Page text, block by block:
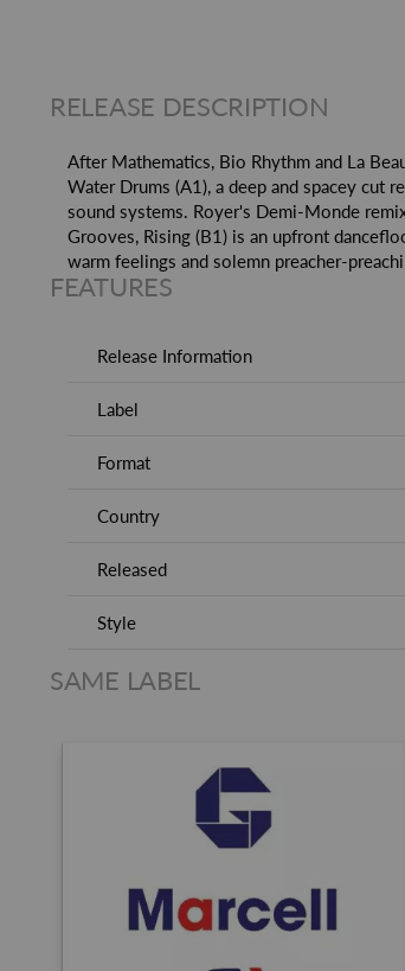
RELEASE DESCRIPTION
After Mathematics, Bio Rhythm and La
Water Drums (A1), a deep and spacey cut
sound systems. Royer's Demi-Monde
Grooves, Rising (B1) is an upfront
warm feelings and solemn preacher-
FEATURES
Release Information
Label
Format
Country
Released
Style
SAME LABEL